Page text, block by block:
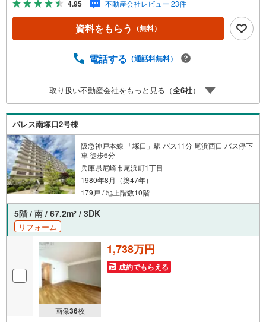
全室クロス張替/建具新調/玄関収納新調（Panasonic）/フロ
アタイル張替/キッチン新調（浄水栓・食洗機）/ユニットバ
ス新調（浴室乾燥機）/洗面化粧台新調/洗濯パン交換/トイ
設/インターホン新調/分電盤新調/ウインドエアコン1台取
は阪急武庫之荘駅より北側徒歩2分の立地に店舗を構えてお
ります。店舗では掲載中の物件に限らず、阪神間エリアを
中心に様々な物件を取り扱っております。また、キッズス
ペースやおむつ替えスペースも完備しておりますので、お
子さま連れでも安心してご来店いただけます。
4.95 不動産会社レビュー 23件
資料をもらう （無料）
電話する （通話料無料）
取り扱い不動産会社をもっと見る（全6社）
パレス南塚口2号棟
阪急神戸本線 「塚口」駅 バス11分 尾浜西口 バス停下
車 徒歩6分
兵庫県尼崎市尾浜町1丁目
1980年8月（築47年）
179戸 / 地上階数10階
5階 / 南 / 67.2m2 / 3DK
リフォーム
画像36枚
1,738万円
成約でもらえる